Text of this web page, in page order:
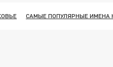
САМЫЕ ПОПУЛЯРНЫЕ